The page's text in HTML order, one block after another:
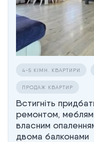
4-5 КІМН. КВАРТИРИ
ПРОДАЖ КВАРТИР
Встигніть
ремонтом,
власним
двома балконами